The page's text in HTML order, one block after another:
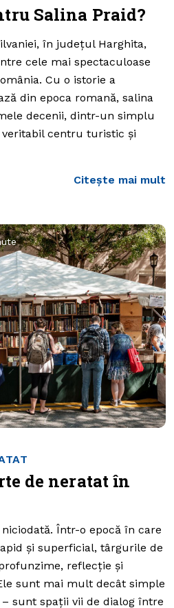
Salina Praid?
în județul Harghita,
cele mai spectaculoase
Cu o istorie a
din epoca romană, salina
decenii, dintr-un simplu
centru turistic și
Citește mai mult
de neratat în
Într-o epocă în care
și superficial, târgurile de
reflecție și
sunt mai mult decât simple
sunt spații vii de dialog între